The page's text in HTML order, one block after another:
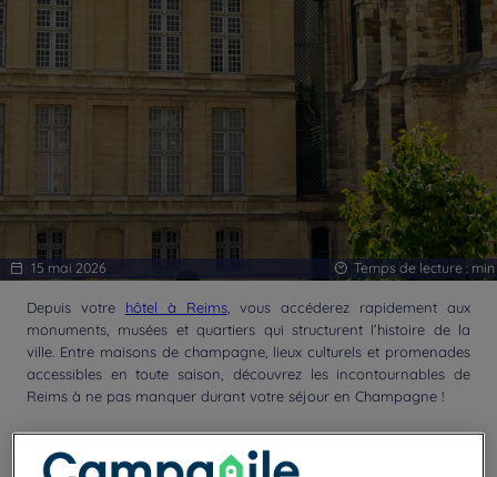
Depuis votre hôtel à Reims, vous accéderez rapidement aux
monuments, musées et quartiers qui structurent l’histoire de la
ville. Entre maisons de champagne, lieux culturels et promenades
accessibles en toute saison, découvrez les incontournables de
Reims à ne pas manquer durant votre séjour en Champagne !
15 mai 2026 Temps de lecture : min